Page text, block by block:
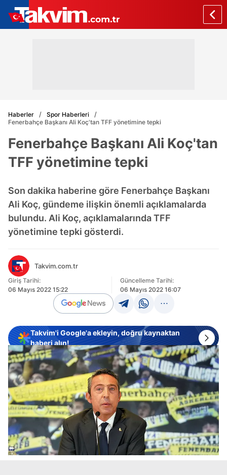
Haberler
Spor Haberleri
Fenerbahçe Başkanı Ali Koç'tan TFF yönetimine tepki
Fenerbahçe Başkanı Ali Koç'tan
TFF yönetimine tepki
Son dakika haberine göre Fenerbahçe Başkanı
Ali Koç, gündeme ilişkin önemli açıklamalarda
bulundu. Ali Koç, açıklamalarında TFF
yönetimine tepki gösterdi.
Takvim.com.tr
Giriş Tarihi:
06 Mayıs 2022 15:22
Güncelleme Tarihi:
06 Mayıs 2022 16:07
Takvim'i Google'a ekleyin, doğru kaynaktan
haberi alın!